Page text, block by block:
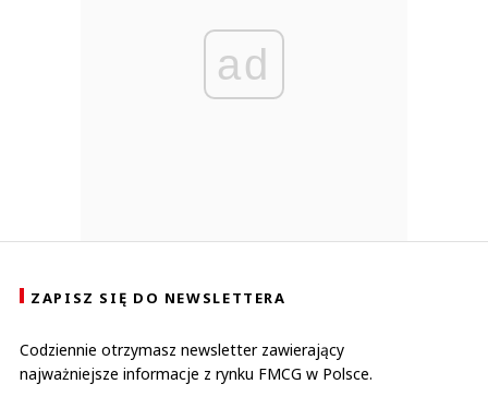
ad
ZAPISZ SIĘ DO NEWSLETTERA
Codziennie otrzymasz newsletter zawierający
najważniejsze informacje z rynku FMCG w Polsce.